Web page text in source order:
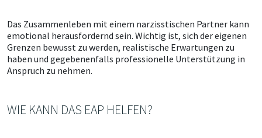
Das Zusammenleben mit einem narzisstischen Partner kann
emotional herausfordernd sein. Wichtig ist, sich der eigenen
Grenzen bewusst zu werden, realistische Erwartungen zu
haben und gegebenenfalls professionelle Unterstützung in
Anspruch zu nehmen.
WIE KANN DAS EAP HELFEN?